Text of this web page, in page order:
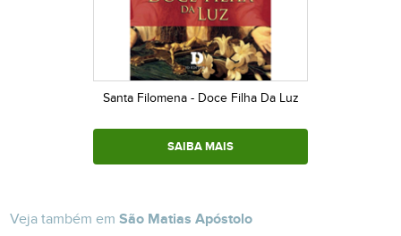
Santa Filomena - Doce Filha Da Luz
SAIBA MAIS
Veja também emSão Matias Apóstolo